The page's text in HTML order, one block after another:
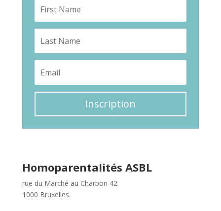
Inscription
Homoparentalités ASBL
rue du Marché au Charbon 42
1000 Bruxelles.